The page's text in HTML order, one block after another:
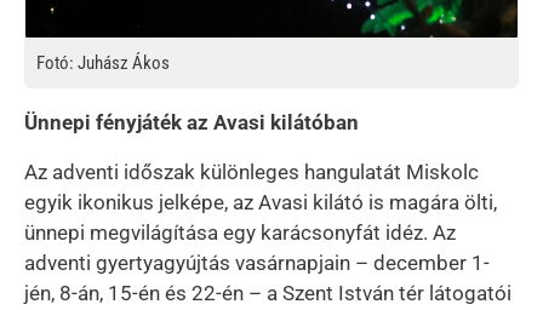
Fotó: Juhász Ákos
Ünnepi fényjáték az Avasi kilátóban
Az adventi időszak különleges hangulatát Miskolc
egyik ikonikus jelképe, az Avasi kilátó is magára ölti,
ünnepi megvilágítása egy karácsonyfát idéz. Az
adventi gyertyagyújtás vasárnapjain – december 1-
jén, 8-án, 15-én és 22-én – a Szent István tér látogatói